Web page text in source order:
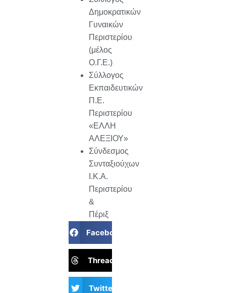
Δημοκρατικών
Γυναικών
Περιστερίου
(μέλος
Ο.Γ.Ε.)
Σύλλογος
Εκπαιδευτικών
Π.Ε.
Περιστερίου
«ΕΛΛΗ
ΑΛΕΞΙΟΥ»
Σύνδεσμος
Συνταξιούχων
Ι.Κ.Α.
Περιστερίου
&
Πέριξ
Facebook
Threads
Twitter